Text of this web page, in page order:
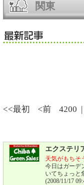
関東
<<最初 <前 4200
エクステリ
天気がもちそ
今日はガーデ
いてちょっと
(2008/11/17